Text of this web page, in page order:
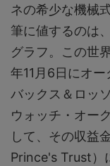
ネの希少な機械
筆に値するのは
グラフ。この世
年11月6日にオ
バックス＆ロッ
ウォッチ・オー
して、その収益
Prince's Trust）